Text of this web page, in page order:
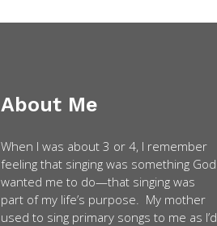
About Me
When I was about 3 or 4, I remember
feeling that singing was something God
wanted me to do—that singing was
part of my life’s purpose. My mother
used to sing primary songs to me as I’d